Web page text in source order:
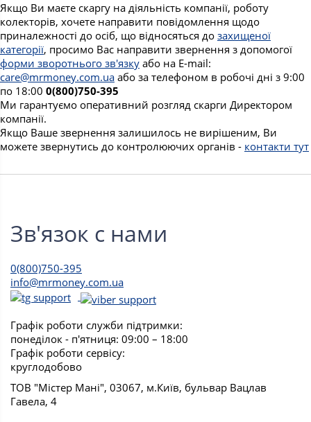
Якщо Ви маєте скаргу на діяльність компанії, роботу
колекторів, хочете направити повідомлення щодо
приналежності до осіб, що відносяться до захищеної
категорії, просимо Вас направити звернення з допомогої
форми зворотнього зв'язку або на E-mail:
care@mrmoney.com.ua або за телефоном в робочі дні з 9:00
по 18:00 0(800)750-395
Ми гарантуємо оперативний розгляд скарги Директором
компанії.
Якщо Ваше звернення залишилось не вирішеним, Ви
можете звернутись до контролюючих органів - контакти тут
Зв'язок с нами
0(800)750-395
info@mrmoney.com.ua
Графік роботи служби підтримки:
понеділок - п'ятниця: 09:00 – 18:00
Графік роботи сервісу:
круглодобово
ТОВ "Містер Мані", 03067, м.Київ, бульвар Вацлав
Гавела, 4